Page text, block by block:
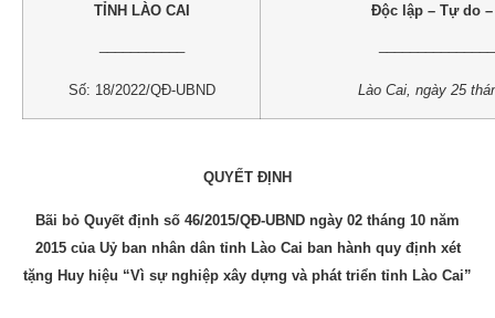
TỈNH LÀO CAI
Số: 18/2022/QĐ-UBND
Độc lập – Tự do
Lào Cai, ngày 25
QUYẾT ĐỊNH
Bãi bỏ Quyết định số 46/2015/QĐ-UBND ngày 02 tháng 10 năm
2015 của Uỷ ban nhân dân tỉnh Lào Cai ban hành quy định xét
tặng Huy hiệu “Vì sự nghiệp xây dựng và phát triển tỉnh Lào Cai”